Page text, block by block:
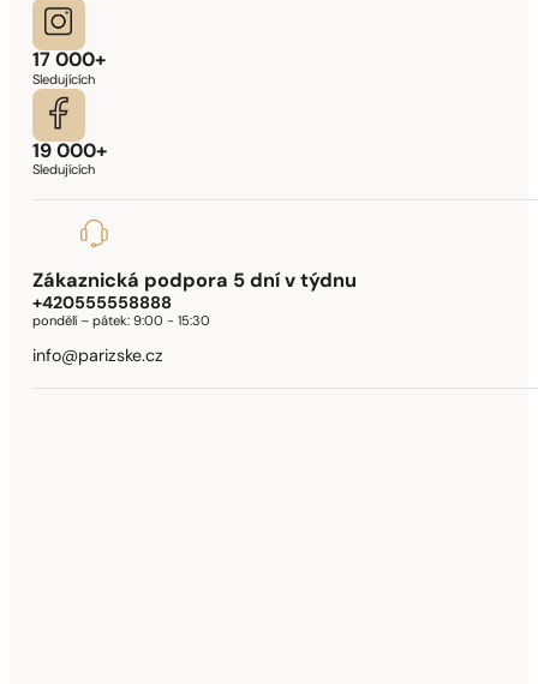
17 000+
Sledujících
19 000+
Sledujících
Zákaznická podpora 5 dní v týdnu
+420555558888
pondělí – pátek:9:00 - 15:30
info@parizske.cz